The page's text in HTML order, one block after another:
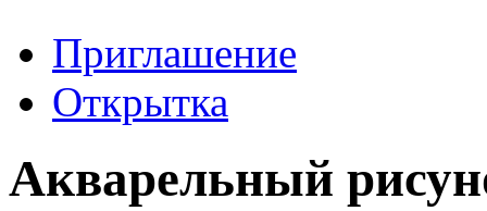
Приглашение
Открытка
Акварельный